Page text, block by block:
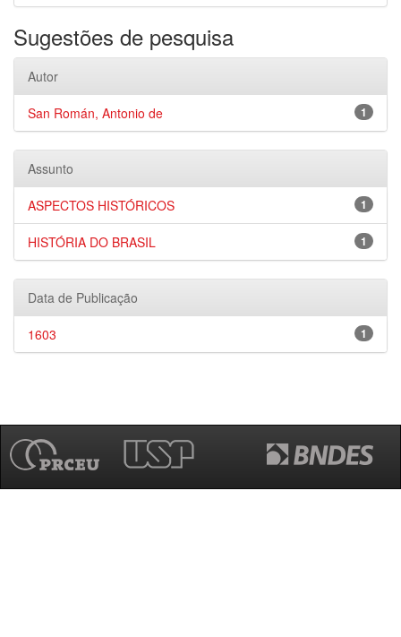
Sugestões de pesquisa
Autor
1
San Román, Antonio de
Assunto
1
ASPECTOS HISTÓRICOS
1
HISTÓRIA DO BRASIL
Data de Publicação
1
1603